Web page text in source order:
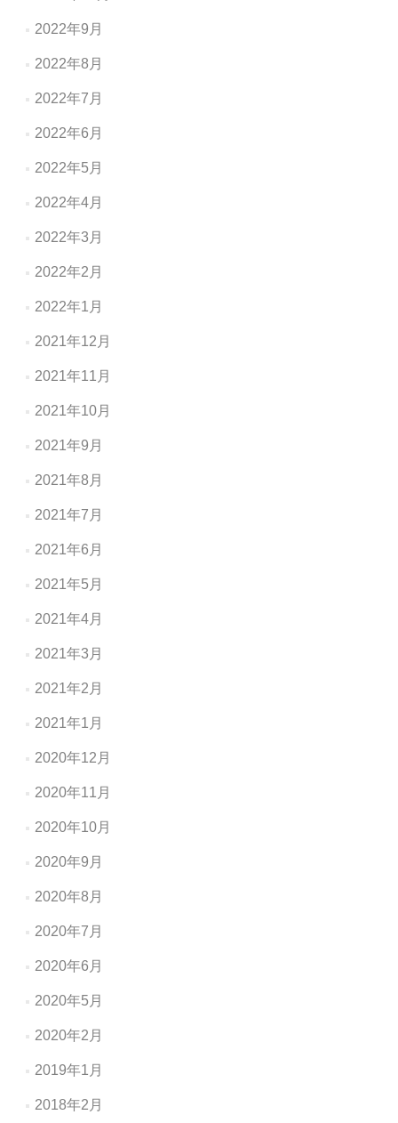
2022年9月
2022年8月
2022年7月
2022年6月
2022年5月
2022年4月
2022年3月
2022年2月
2022年1月
2021年12月
2021年11月
2021年10月
2021年9月
2021年8月
2021年7月
2021年6月
2021年5月
2021年4月
2021年3月
2021年2月
2021年1月
2020年12月
2020年11月
2020年10月
2020年9月
2020年8月
2020年7月
2020年6月
2020年5月
2020年2月
2019年1月
2018年2月